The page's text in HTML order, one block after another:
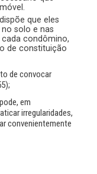
que eles
solo e nas
condômino,
de constituição
de convocar
em
irregularidades,
convenientemente